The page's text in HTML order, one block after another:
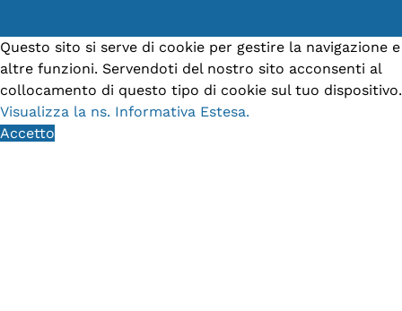
Questo sito si serve di cookie per gestire la navigazione e
altre funzioni. Servendoti del nostro sito acconsenti al
collocamento di questo tipo di cookie sul tuo dispositivo.
Visualizza la ns. Informativa Estesa.
Accetto